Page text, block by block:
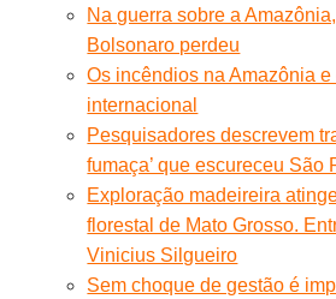
Na guerra sobre a
Bolsonaro perdeu
Os incêndios na Amazônia
internacional
Pesquisadores descrevem
fumaça’ que escureceu São
Exploração madeireira
florestal de Mato Grosso.
Vinicius Silgueiro
Sem choque de gestão é